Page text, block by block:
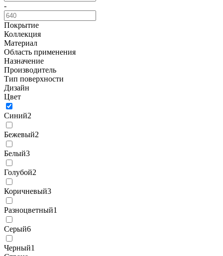
-
Покрытие
Коллекция
Материал
Область применения
Назначение
Производитель
Тип поверхности
Дизайн
Цвет
Синий2
Бежевый2
Белый3
Голубой2
Коричневый3
Разноцветный1
Серый6
Черный1